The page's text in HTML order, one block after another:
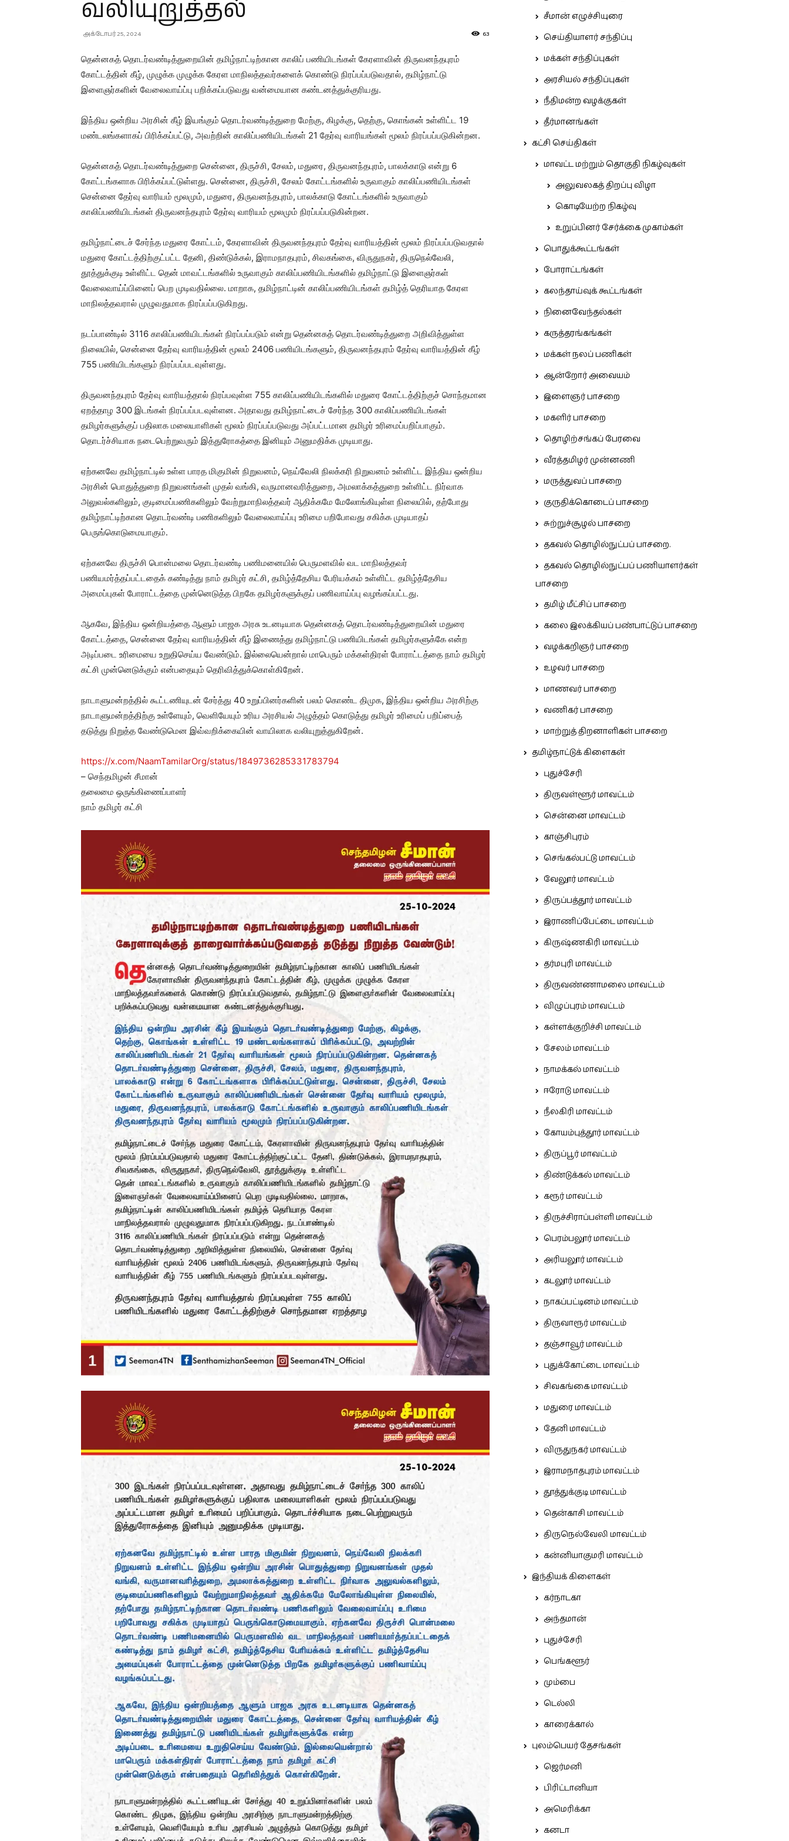
வலியுறுத்தல்
அக்டோபர் 25, 2024 63
தென்னகத் தொடர்வண்டித்துறையின் தமிழ்நாட்டிற்கான காலிப் பணியிடங்கள் கேரளாவின் திருவனந்தபுரம்
கோட்டத்தின் கீழ், முழுக்க முழுக்க கேரள மாநிலத்தவர்களைக் கொண்டு நிரப்பப்படுவதால், தமிழ்நாட்டு
இளைஞர்களின் வேலைவாய்ப்பு பறிக்கப்படுவது வன்மையான கண்டனத்துக்குரியது.
இந்திய ஒன்றிய அரசின் கீழ் இயங்கும் தொடர்வண்டித்துறை மேற்கு, கிழக்கு, தெற்கு, கொங்கன் உள்ளிட்ட 19
மண்டலங்களாகப் பிரிக்கப்பட்டு, அவற்றின் காலிப்பணியிடங்கள் 21 தேர்வு வாரியங்கள் மூலம் நிரப்பப்படுகின்றன.
தென்னகத் தொடர்வண்டித்துறை சென்னை, திருச்சி, சேலம், மதுரை, திருவனந்தபுரம், பாலக்காடு என்று 6
கோட்டங்களாக பிரிக்கப்பட்டுள்ளது. சென்னை, திருச்சி, சேலம் கோட்டங்களில் உருவாகும் காலிப்பணியிடங்கள்
சென்னை தேர்வு வாரியம் மூலமும், மதுரை, திருவனந்தபுரம், பாலக்காடு கோட்டங்களில் உருவாகும்
காலிப்பணியிடங்கள் திருவனந்தபுரம் தேர்வு வாரியம் மூலமும் நிரப்பப்படுகின்றன.
தமிழ்நாட்டைச் சேர்ந்த மதுரை கோட்டம், கேரளாவின் திருவனந்தபுரம் தேர்வு வாரியத்தின் மூலம் நிரப்பப்படுவதால்
மதுரை கோட்டத்திற்குட்பட்ட தேனி, திண்டுக்கல், இராமநாதபுரம், சிவகங்கை, விருதுநகர், திருநெல்வேலி,
தூத்துக்குடி உள்ளிட்ட தென் மாவட்டங்களில் உருவாகும் காலிப்பணியிடங்களில் தமிழ்நாட்டு இளைஞர்கள்
வேலைவாய்ப்பினைப் பெற முடிவதில்லை. மாறாக, தமிழ்நாட்டின் காலிப்பணியிடங்கள் தமிழ்த் தெரியாத கேரள
மாநிலத்தவரால் முழுவதுமாக நிரப்பப்படுகிறது.
நடப்பாண்டில் 3116 காலிப்பணியிடங்கள் நிரப்பப்படும் என்று தென்னகத் தொடர்வண்டித்துறை அறிவித்துள்ள
நிலையில், சென்னை தேர்வு வாரியத்தின் மூலம் 2406 பணியிடங்களும், திருவனந்தபுரம் தேர்வு வாரியத்தின் கீழ்
755 பணியிடங்களும் நிரப்பப்படவுள்ளது.
திருவனந்தபுரம் தேர்வு வாரியத்தால் நிரப்பவுள்ள 755 காலிப்பணியிடங்களில் மதுரை கோட்டத்திற்குச் சொந்தமான
ஏறத்தாழ 300 இடங்கள் நிரப்பப்படவுள்ளன. அதாவது தமிழ்நாட்டைச் சேர்ந்த 300 காலிப்பணியிடங்கள்
தமிழர்களுக்குப் பதிலாக மலையாளிகள் மூலம் நிரப்பப்படுவது அப்பட்டமான தமிழர் உரிமைப்பறிப்பாகும்.
தொடர்ச்சியாக நடைபெற்றுவரும் இத்துரோகத்தை இனியும் அனுமதிக்க முடியாது.
ஏற்கனவே தமிழ்நாட்டில் உள்ள பாரத மிகுமின் நிறுவனம், நெய்வேலி நிலக்கரி நிறுவனம் உள்ளிட்ட இந்திய ஒன்றிய
அரசின் பொதுத்துறை நிறுவனங்கள் முதல் வங்கி, வருமானவரித்துறை, அமலாக்கத்துறை உள்ளிட்ட நிர்வாக
அலுவல்களிலும், குடிமைப்பணிகளிலும் வேற்றுமாநிலத்தவர் ஆதிக்கமே மேலோங்கியுள்ள நிலையில், தற்போது
தமிழ்நாட்டிற்கான தொடர்வண்டி பணிகளிலும் வேலைவாய்ப்பு உரிமை பறிபோவது சகிக்க முடியாதப்
பெருங்கொடுமையாகும்.
ஏற்கனவே திருச்சி பொன்மலை தொடர்வண்டி பணிமனையில் பெருமளவில் வட மாநிலத்தவர்
பணியமர்த்தப்பட்டதைக் கண்டித்து நாம் தமிழர் கட்சி, தமிழ்த்தேசிய பேரியக்கம் உள்ளிட்ட தமிழ்த்தேசிய
அமைப்புகள் போராட்டத்தை முன்னெடுத்த பிறகே தமிழர்களுக்குப் பணிவாய்ப்பு வழங்கப்பட்டது.
ஆகவே, இந்திய ஒன்றியத்தை ஆளும் பாஜக அரசு உடனடியாக தென்னகத் தொடர்வண்டித்துறையின் மதுரை
கோட்டத்தை, சென்னை தேர்வு வாரியத்தின் கீழ் இணைத்து தமிழ்நாட்டு பணியிடங்கள் தமிழர்களுக்கே என்ற
அடிப்படை உரிமையை உறுதிசெய்ய வேண்டும். இல்லையென்றால் மாபெரும் மக்கள்திரள் போராட்டத்தை நாம் தமிழர்
கட்சி முன்னெடுக்கும் என்பதையும் தெரிவித்துக்கொள்கிறேன்.
நாடாளுமன்றத்தில் கூட்டணியுடன் சேர்த்து 40 உறுப்பினர்களின் பலம் கொண்ட திமுக, இந்திய ஒன்றிய அரசிற்கு
நாடாளுமன்றத்திற்கு உள்ளேயும், வெளியேயும் உரிய அரசியல் அழுத்தம் கொடுத்து தமிழர் உரிமைப் பறிப்பைத்
தடுத்து நிறுத்த வேண்டுமென இவ்வறிக்கையின் வாயிலாக வலியுறுத்துகிறேன்.
https://x.com/NaamTamilarOrg/status/1849736285331783794
– செந்தமிழன் சீமான்
தலைமை ஒருங்கிணைப்பாளர்
நாம் தமிழர் கட்சி
சீமான் எழுச்சியுரை
செய்தியாளர் சந்திப்பு
மக்கள் சந்திப்புகள்
அரசியல் சந்திப்புகள்
நீதிமன்ற வழக்குகள்
தீர்மானங்கள்
கட்சி செய்திகள்
மாவட்ட மற்றும் தொகுதி நிகழ்வுகள்
அலுவலகத் திறப்பு விழா
கொடியேற்ற நிகழ்வு
உறுப்பினர் சேர்க்கை முகாம்கள்
பொதுக்கூட்டங்கள்
போராட்டங்கள்
கலந்தாய்வுக் கூட்டங்கள்
நினைவேந்தல்கள்
கருத்தரங்கங்கள்
மக்கள் நலப் பணிகள்
ஆன்றோர் அவையம்
இளைஞர் பாசறை
மகளிர் பாசறை
தொழிற்சங்கப் பேரவை
வீரத்தமிழர் முன்னணி
மருத்துவப் பாசறை
குருதிக்கொடைப் பாசறை
சுற்றுச்சூழல் பாசறை
தகவல் தொழில்நுட்பப் பாசறை.
தகவல் தொழில்நுட்பப் பணியாளர்கள்
பாசறை
தமிழ் மீட்சிப் பாசறை
கலை இலக்கியப் பண்பாட்டுப் பாசறை
வழக்கறிஞர் பாசறை
உழவர் பாசறை
மாணவர் பாசறை
வணிகர் பாசறை
மாற்றுத் திறனாளிகள் பாசறை
தமிழ்நாட்டுக் கிளைகள்
புதுச்சேரி
திருவள்ளூர் மாவட்டம்
சென்னை மாவட்டம்
காஞ்சிபுரம்
செங்கல்பட்டு மாவட்டம்
வேலூர் மாவட்டம்
திருப்பத்தூர் மாவட்டம்
இராணிப்பேட்டை மாவட்டம்
கிருஷ்ணகிரி மாவட்டம்
தர்மபுரி மாவட்டம்
திருவண்ணாமலை மாவட்டம்
விழுப்புரம் மாவட்டம்
கள்ளக்குறிச்சி மாவட்டம்
சேலம் மாவட்டம்
நாமக்கல் மாவட்டம்
ஈரோடு மாவட்டம்
நீலகிரி மாவட்டம்
கோயம்புத்தூர் மாவட்டம்
திருப்பூர் மாவட்டம்
திண்டுக்கல் மாவட்டம்
கரூர் மாவட்டம்
திருச்சிராப்பள்ளி மாவட்டம்
பெரம்பலூர் மாவட்டம்
அரியலூர் மாவட்டம்
கடலூர் மாவட்டம்
நாகப்பட்டினம் மாவட்டம்
திருவாரூர் மாவட்டம்
தஞ்சாவூர் மாவட்டம்
புதுக்கோட்டை மாவட்டம்
சிவகங்கை மாவட்டம்
மதுரை மாவட்டம்
தேனி மாவட்டம்
விருதுநகர் மாவட்டம்
இராமநாதபுரம் மாவட்டம்
தூத்துக்குடி மாவட்டம்
தென்காசி மாவட்டம்
திருநெல்வேலி மாவட்டம்
கன்னியாகுமரி மாவட்டம்
இந்தியக் கிளைகள்
கர்நாடகா
அந்தமான்
புதுச்சேரி
பெங்களூர்
மும்பை
டெல்லி
காரைக்கால்
புலம்பெயர் தேசங்கள்
ஜெர்மனி
பிரிட்டானியா
அமெரிக்கா
கனடா